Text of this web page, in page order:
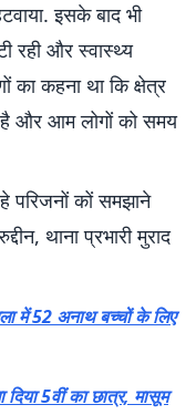
इसके बाद भी
रही और स्वास्थ्य
का कहना था कि क्षेत्र
है और आम लोगों को समय
परिजनों कों समझाने
थाना प्रभारी मुराद
में 52 अनाथ बच्चों के लिए
5वीं का छात्र, मासूम